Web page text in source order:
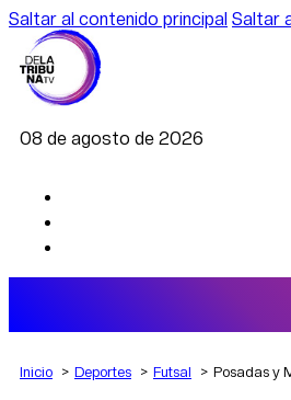
Saltar al contenido principal Saltar
08 de agosto de 2026
Inicio Deportes Futsal Posadas y